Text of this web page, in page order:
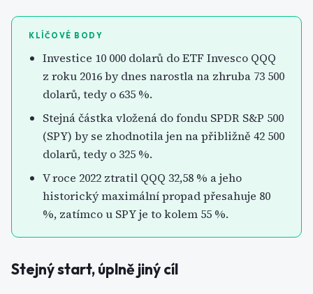
KLÍČOVÉ BODY
Investice 10 000 dolarů do ETF Invesco QQQ
z roku 2016 by dnes narostla na zhruba 73 500
dolarů, tedy o 635 %.
Stejná částka vložená do fondu SPDR S&P 500
(SPY) by se zhodnotila jen na přibližně 42 500
dolarů, tedy o 325 %.
V roce 2022 ztratil QQQ 32,58 % a jeho
historický maximální propad přesahuje 80
%, zatímco u SPY je to kolem 55 %.
Stejný start, úplně jiný cíl